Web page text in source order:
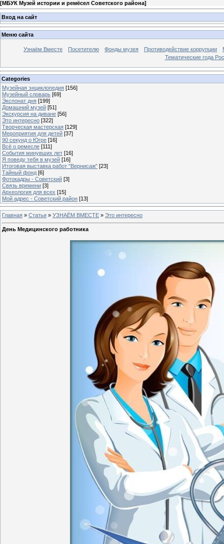
[МБУК Музей истории и ремёсел Советского района]
Вход на сайт
Меню сайта
Узнаём Вместе Посетителю Фонды музея Противодействие коррупции
Тематические года
Categories
Музейная энциклопедия [156]
Музейный словарь [69]
Экспонат дня [199]
Домашний музей [51]
Экскурсия на диване [56]
Это интересно [322]
Творческая мастерская [129]
Мероприятия для детей [37]
90 секунд о Югре [16]
Всё о ремесле [111]
События минувших лет [16]
Я поведу тебя в музей [16]
Итоговая выставка работ "Вернисаж" [23]
Тайный фонд [6]
Фотокадры - Советский [3]
Связь времени [3]
Археология для всех [15]
Мой адрес - Советский район [13]
Главная » Статьи » УЗНАЁМ ВМЕСТЕ » Это интересно
День Медицинского работника